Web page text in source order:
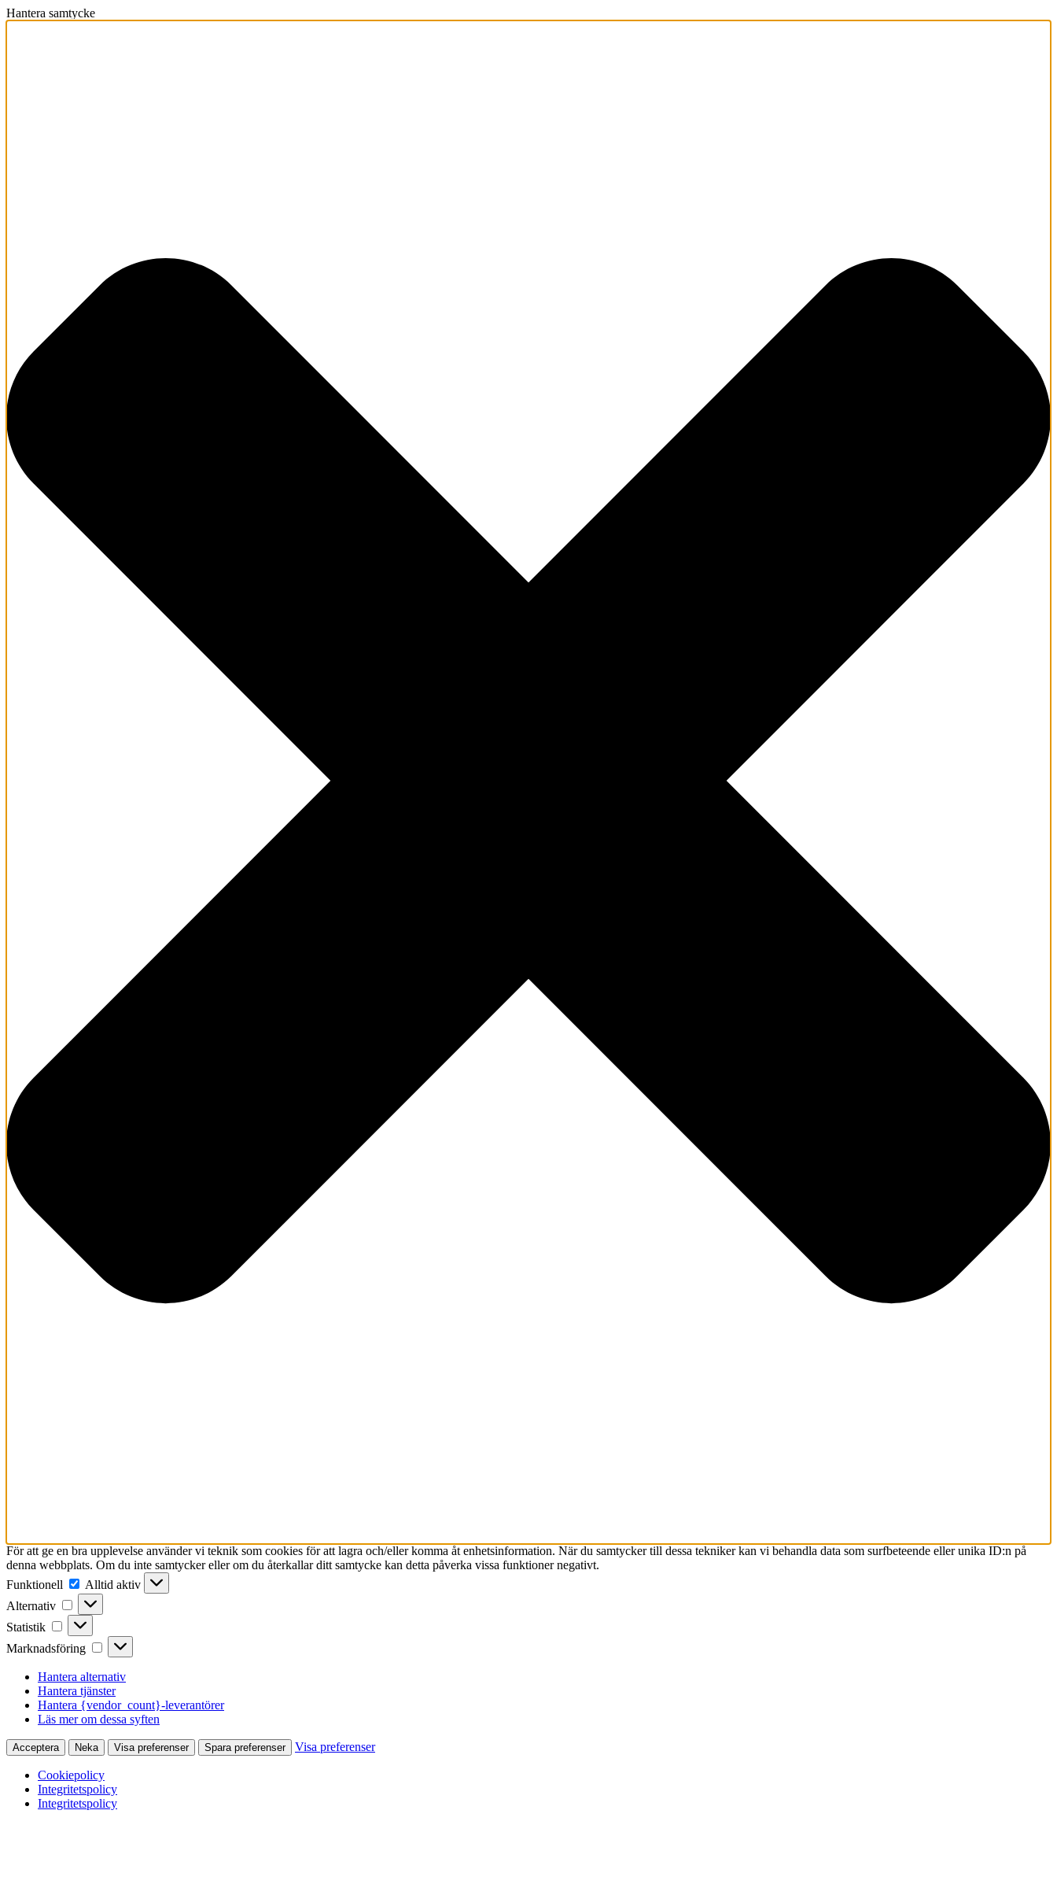
Hantera samtycke
För att ge en bra upplevelse använder vi teknik som cookies för att lagra och/eller komma åt enhetsinformation. När du samtycker till dessa tekniker kan vi behandla data som surfbeteende eller unika ID:n på
denna webbplats. Om du inte samtycker eller om du återkallar ditt samtycke kan detta påverka vissa funktioner negativt.
Funktionell
Funktionell
Alltid aktiv
Alternativ
Alternativ
Statistik Statistik
Marknadsföring Marknadsföring
Hantera alternativ
Hantera tjänster
Hantera {vendor_count}-leverantörer
Läs mer om dessa syften
Acceptera Neka Visa preferenser Spara preferenser Visa preferenser
Cookiepolicy
Integritetspolicy
Integritetspolicy